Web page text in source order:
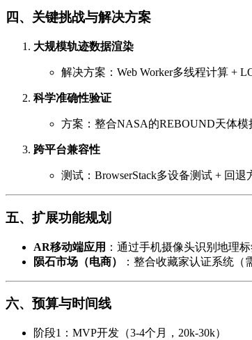
四、关键挑战与解决方案
大规模轨迹数据渲染
解决方案：Web Worker多线程计算 +
科学准确性验证
方案：整合NASA的REBOUND天体模
跨平台兼容性
测试：BrowserStack多设备测试 + 回退
五、扩展功能规划
AR移动端应用 ：通过手机摄像头识别地理
陨石市场（电商）
：整合收藏家认证系统（
六、预算与时间线
阶段1：MVP开发（3-4个月， 20k-30k）